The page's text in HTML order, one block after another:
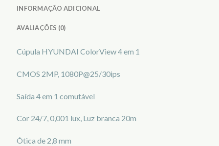
INFORMAÇÃO ADICIONAL
AVALIAÇÕES (0)
Cúpula HYUNDAI ColorView 4 em 1
CMOS 2MP, 1080P@25/30ips
Saída 4 em 1 comutável
Cor 24/7, 0,001 lux, Luz branca 20m
Ótica de 2,8 mm